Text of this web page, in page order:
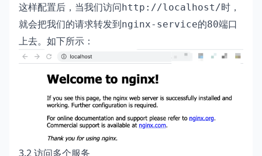
这样配置后，当我们访问http://localhost/时，
就会把我们的请求转发到nginx-service的80端口
上去。如下所示：
3.2 访问多个服务